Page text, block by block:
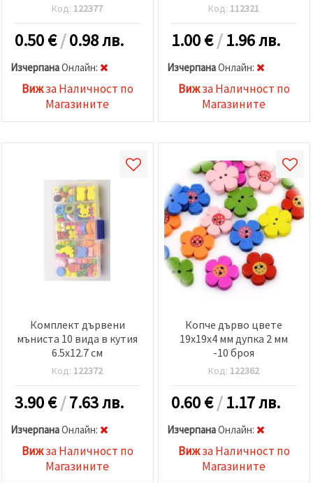
Код: 122377
0.50€/0.98 лв.
ИзчерпанаOнлайн:
Вижза Наличност по
Магазините
Код: 112321
1.00€/1.96 лв.
ИзчерпанаOнлайн:
Вижза Наличност по
Магазините
Комплект дървени
мъниста 10 вида в кутия
6.5x12.7 см
Код: 122372
3.90€/7.63 лв.
ИзчерпанаOнлайн:
Вижза Наличност по
Магазините
Копче дърво цвете
19x19x4 мм дупка 2 мм
-10 броя
Код: 122362
0.60€/1.17 лв.
ИзчерпанаOнлайн:
Вижза Наличност по
Магазините